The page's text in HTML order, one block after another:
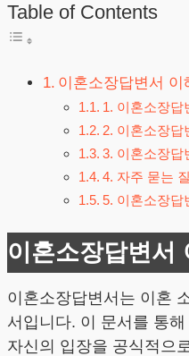
Table of Contents
이혼소장답변서 이
1. 이혼소장답
2. 이혼소장답
3. 이혼소장답
4. 자주 묻는
5. 이혼소장답
이혼소장답변서
이혼소장답변서는 이혼
서입니다. 이 문서를 통
자신의 입장을 공식적으